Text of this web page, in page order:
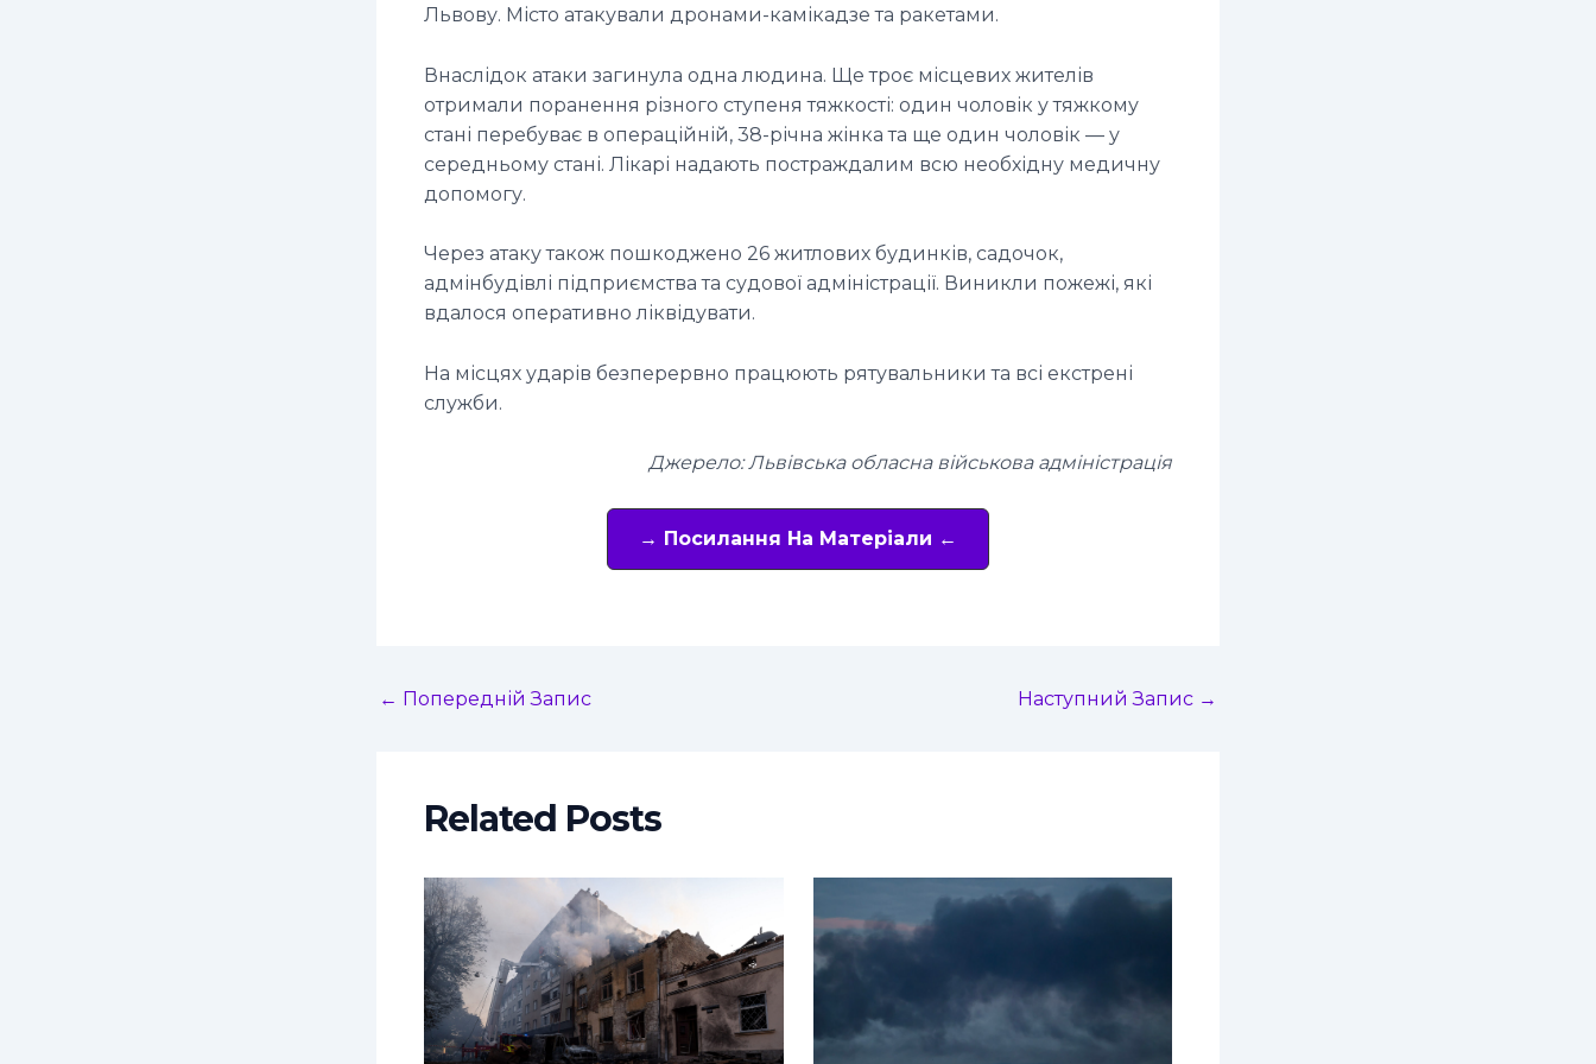
Львову. Місто атакували дронами-камікадзе та ракетами.
Внаслідок атаки загинула одна людина. Ще троє місцевих жителів
отримали поранення різного ступеня тяжкості: один чоловік у тяжкому
стані перебуває в операційній, 38-річна жінка та ще один чоловік — у
середньому стані. Лікарі надають постраждалим всю необхідну медичну
допомогу.
Через атаку також пошкоджено 26 житлових будинків, садочок,
адмінбудівлі підприємства та судової адміністрації. Виникли пожежі, які
вдалося оперативно ліквідувати.
На місцях ударів безперервно працюють рятувальники та всі екстрені
служби.
Джерело: Львівська обласна військова адміністрація
→ Посилання На Матеріали ←
← Попередній Запис Наступний Запис →
Related Posts